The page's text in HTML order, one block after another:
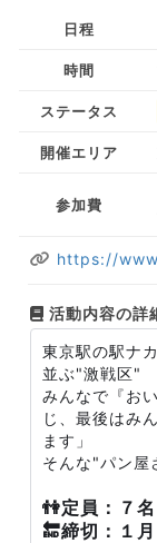
日程
時間
ステータス
開催エリア
参加費
https://
活動内容の詳
東京駅の駅ナ
並ぶ"激戦区"
みんなで『お
じ、最後はみ
ます」
そんな"パン屋
👫定員：７
🔚締切：１